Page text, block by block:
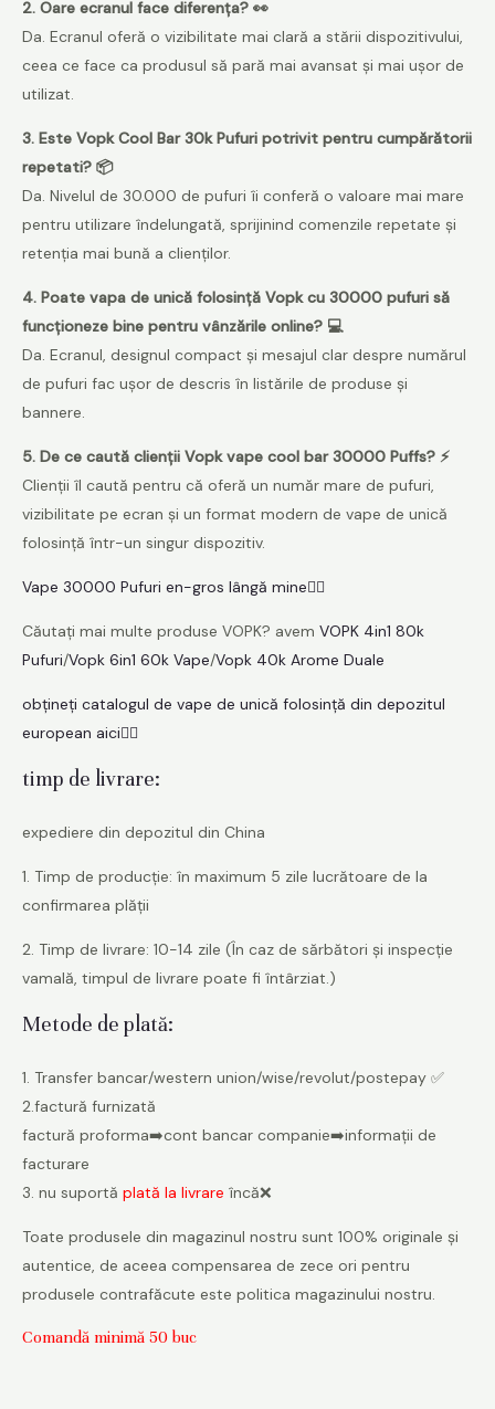
2. Oare ecranul face diferența? 👀
Da. Ecranul oferă o vizibilitate mai clară a stării dispozitivului,
ceea ce face ca produsul să pară mai avansat și mai ușor de
utilizat.
3. Este Vopk Cool Bar 30k Pufuri potrivit pentru cumpărătorii
repetati? 📦
Da. Nivelul de 30.000 de pufuri îi conferă o valoare mai mare
pentru utilizare îndelungată, sprijinind comenzile repetate și
retenția mai bună a clienților.
4. Poate vapa de unică folosință Vopk cu 30000 pufuri să
funcționeze bine pentru vânzările online? 💻
Da. Ecranul, designul compact și mesajul clar despre numărul
de pufuri fac ușor de descris în listările de produse și
bannere.
5. De ce caută clienții Vopk vape cool bar 30000 Puffs? ⚡
Clienții îl caută pentru că oferă un număr mare de pufuri,
vizibilitate pe ecran și un format modern de vape de unică
folosință într-un singur dispozitiv.
Vape 30000 Pufuri en-gros lângă mine👈🏻
Căutați mai multe produse VOPK? avem VOPK 4in1 80k
Pufuri/Vopk 6in1 60k Vape/Vopk 40k Arome Duale
obțineți catalogul de vape de unică folosință din depozitul
european aici👈🏻
timp de livrare:
expediere din depozitul din China
1. Timp de producție: în maximum 5 zile lucrătoare de la
confirmarea plății
2. Timp de livrare: 10-14 zile (În caz de sărbători și inspecție
vamală, timpul de livrare poate fi întârziat.)
Metode de plată:
1. Transfer bancar/western union/wise/revolut/postepay ✅
2.factură furnizată
factură proforma➡️cont bancar companie➡️informații de
facturare
3. nu suportă plată la livrare încă❌
Toate produsele din magazinul nostru sunt 100% originale și
autentice, de aceea compensarea de zece ori pentru
produsele contrafăcute este politica magazinului nostru.
Comandă minimă 50 buc